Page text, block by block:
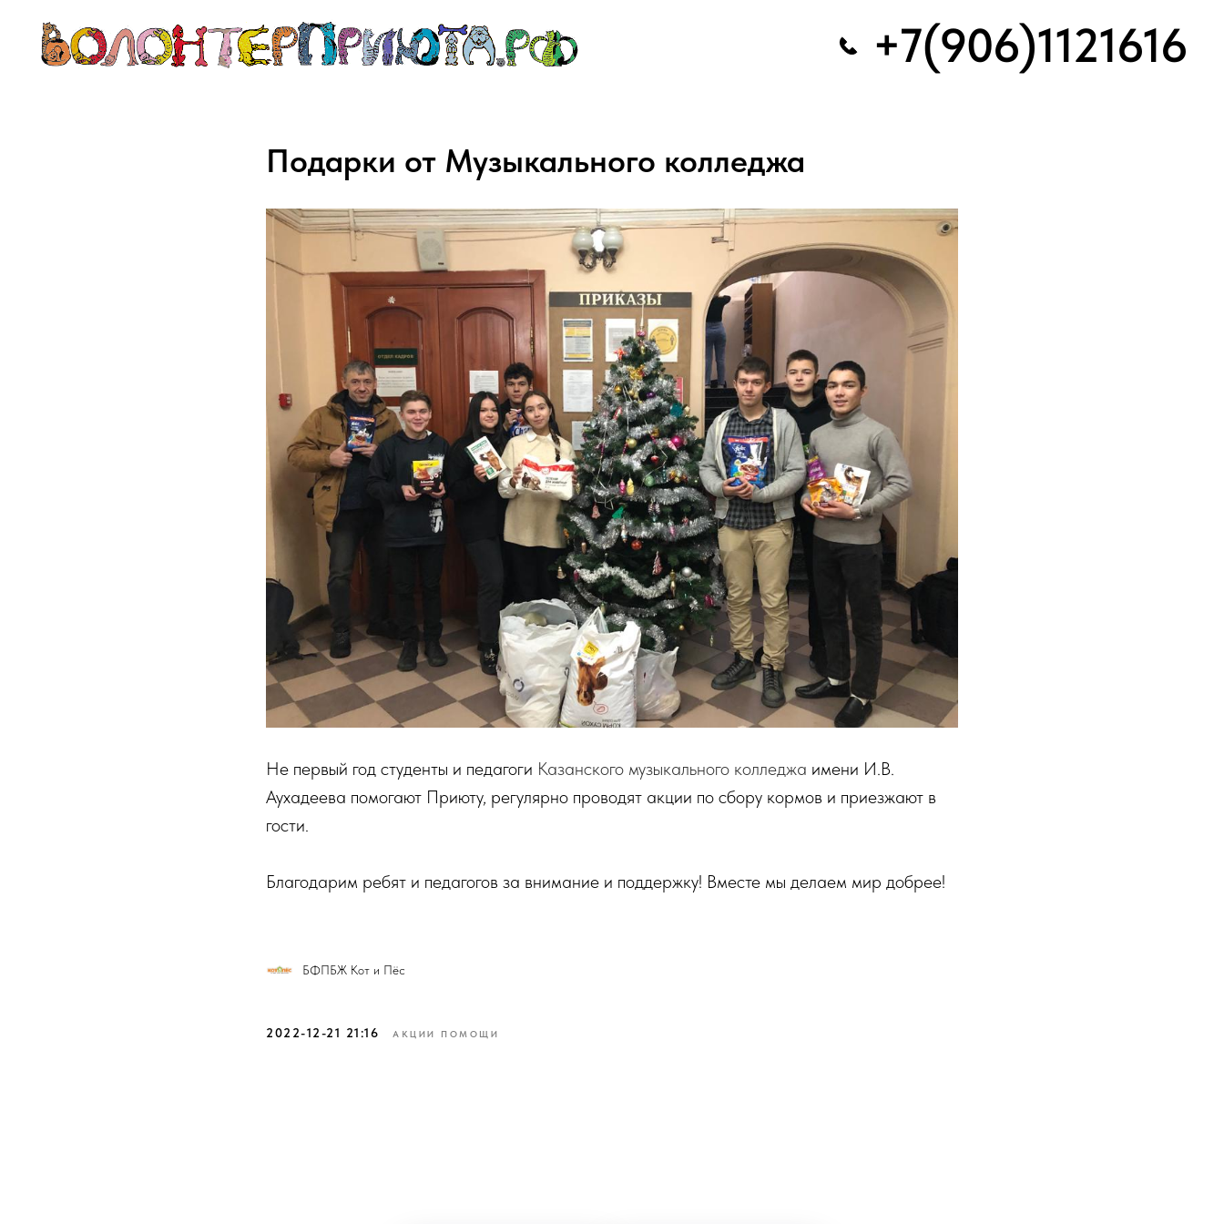
+7(906)1121616
Подарки от Музыкального колледжа
Не первый год студенты и педагоги Казанского музыкального колледжа имени И.В.
Аухадеева помогают Приюту, регулярно проводят акции по сбору кормов и приезжают в
гости.
Благодарим ребят и педагогов за внимание и поддержку! Вместе мы делаем мир добрее!
БФПБЖ Кот и Пёс
2022-12-21 21:16 АКЦИИ ПОМОЩИ